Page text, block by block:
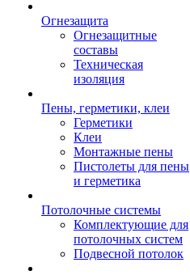
Огнезащита
Огнезащитные
составы
Техническая
изоляция
Пены, герметики, клеи
Герметики
Клеи
Монтажные пены
Пистолеты для пены
и герметика
Потолочные системы
Комплектующие для
потолочных систем
Подвесной потолок